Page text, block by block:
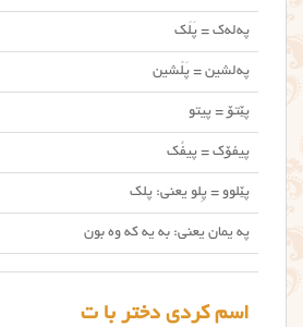
په‌له‌ک = پَلَک
په‌لشین = پَلْشین
پێتۆ = پیتو
پیفۆک = پیفُک
پێلوو = پِلو یعنی: پلک
په یمان یعنی: به یه که وه بون
اسم کردی دختر با ت